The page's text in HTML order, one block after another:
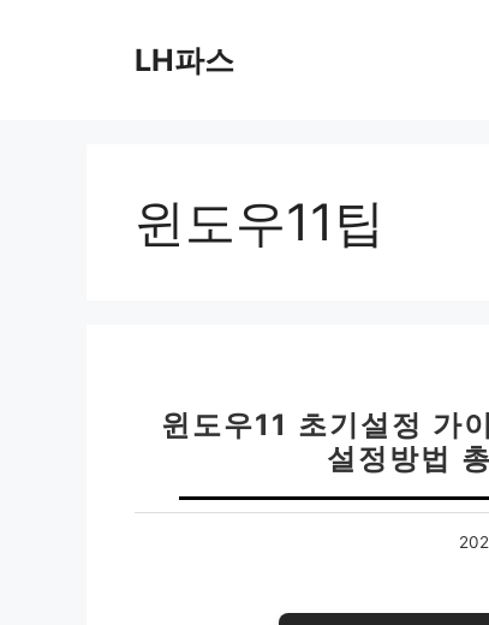
LH파스
윈도우11팁
윈도우11 초기설정 가
설정방법